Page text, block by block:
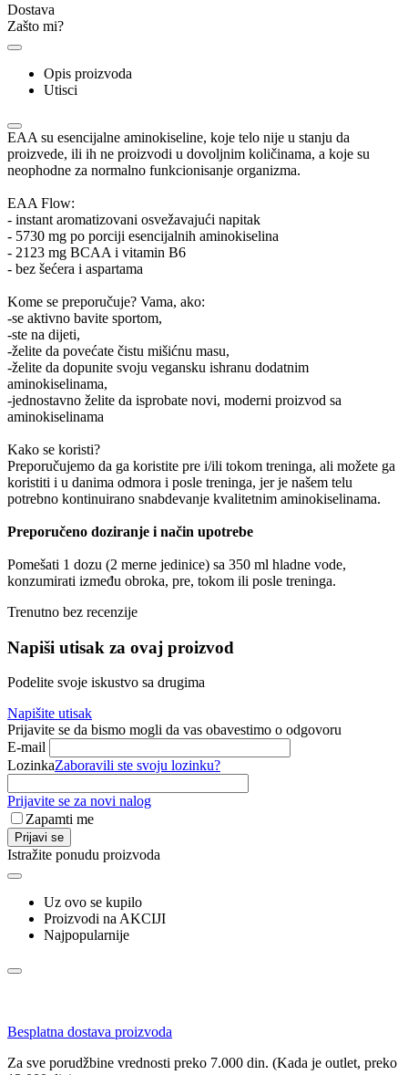
Dostava
Zašto mi?
Opis proizvoda
Utisci
EAA su esencijalne aminokiseline, koje telo nije u stanju da
proizvede, ili ih ne proizvodi u dovoljnim količinama, a koje su
neophodne za normalno funkcionisanje organizma.
EAA Flow:
- instant aromatizovani osvežavajući napitak
- 5730 mg po porciji esencijalnih aminokiselina
- 2123 mg BCAA i vitamin B6
- bez šećera i aspartama
Kome se preporučuje? Vama, ako:
-se aktivno bavite sportom,
-ste na dijeti,
-želite da povećate čistu mišićnu masu,
-želite da dopunite svoju vegansku ishranu dodatnim
aminokiselinama,
-jednostavno želite da isprobate novi, moderni proizvod sa
aminokiselinama
Kako se koristi?
Preporučujemo da ga koristite pre i/ili tokom treninga, ali možete ga
koristiti i u danima odmora i posle treninga, jer je našem telu
potrebno kontinuirano snabdevanje kvalitetnim aminokiselinama.
Preporučeno doziranje i način upotrebe
Pomešati 1 dozu (2 merne jedinice) sa 350 ml hladne vode,
konzumirati između obroka, pre, tokom ili posle treninga.
Trenutno bez recenzije
Napiši utisak za ovaj proizvod
Podelite svoje iskustvo sa drugima
Napišite utisak
Prijavite se da bismo mogli da vas obavestimo o odgovoru
E-mail
LozinkaZaboravili ste svoju lozinku?
Prijavite se za novi nalog
Zapamti me
Prijavi se
Istražite ponudu proizvoda
Uz ovo se kupilo
Proizvodi na AKCIJI
Najpopularnije
Besplatna dostava proizvoda
Za sve porudžbine vrednosti preko 7.000 din. (Kada je outlet, preko